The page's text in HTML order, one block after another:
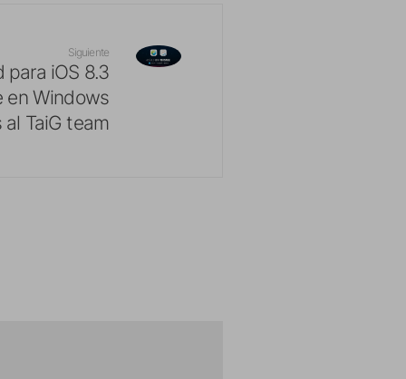
Siguiente
para iOS 8.3
en Windows
al TaiG team